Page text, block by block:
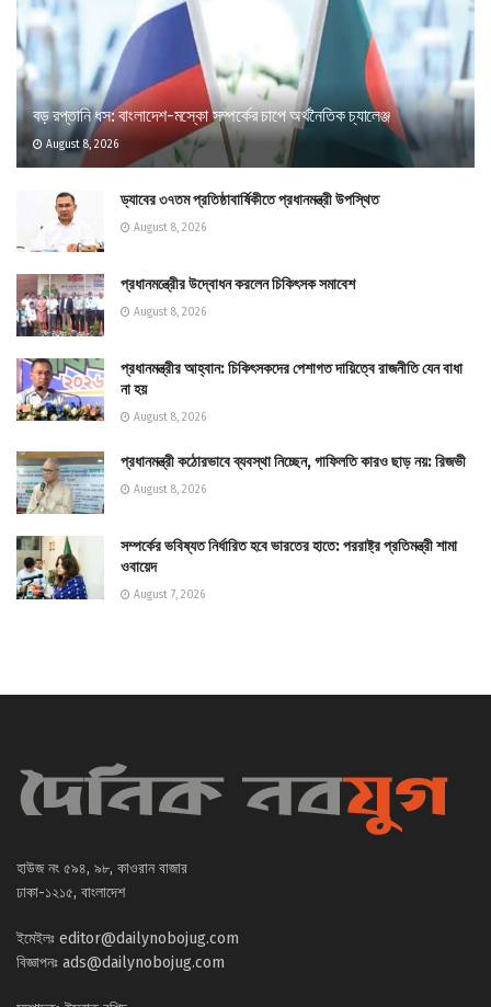
বড় রপ্তানি ধস: বাংলাদেশ-মস্কো সম্পর্কের চাপে অর্থনৈতিক চ্যালেঞ্জ
August 8, 2026
ড্যাবের ৩৭তম প্রতিষ্ঠাবার্ষিকীতে প্রধানমন্ত্রী উপস্থিত
August 8, 2026
প্রধানমন্ত্রীের উদ্বোধন করলেন চিকিৎসক সমাবেশ
August 8, 2026
প্রধানমন্ত্রীর আহ্বান: চিকিৎসকদের পেশাগত দায়িত্বে রাজনীতি যেন বাধা
না হয়
August 8, 2026
প্রধানমন্ত্রী কঠোরভাবে ব্যবস্থা নিচ্ছেন, গাফিলতি কারও ছাড় নয়: রিজভী
August 8, 2026
সম্পর্কের ভবিষ্যত নির্ধারিত হবে ভারতের হাতে: পররাষ্ট্র প্রতিমন্ত্রী শামা
ওবায়েদ
August 7, 2026
হাউজ নং ৫৯৪, ৯৮, কাওরান বাজার
ঢাকা-১২১৫, বাংলাদেশ
ইমেইলঃ editor@dailynobojug.com
বিজ্ঞাপনঃ ads@dailynobojug.com